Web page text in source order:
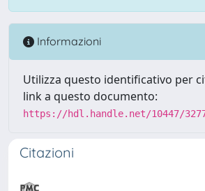
Informazioni
Utilizza questo identificativo per
link a questo documento:
https://hdl.handle.net/10447/
Citazioni